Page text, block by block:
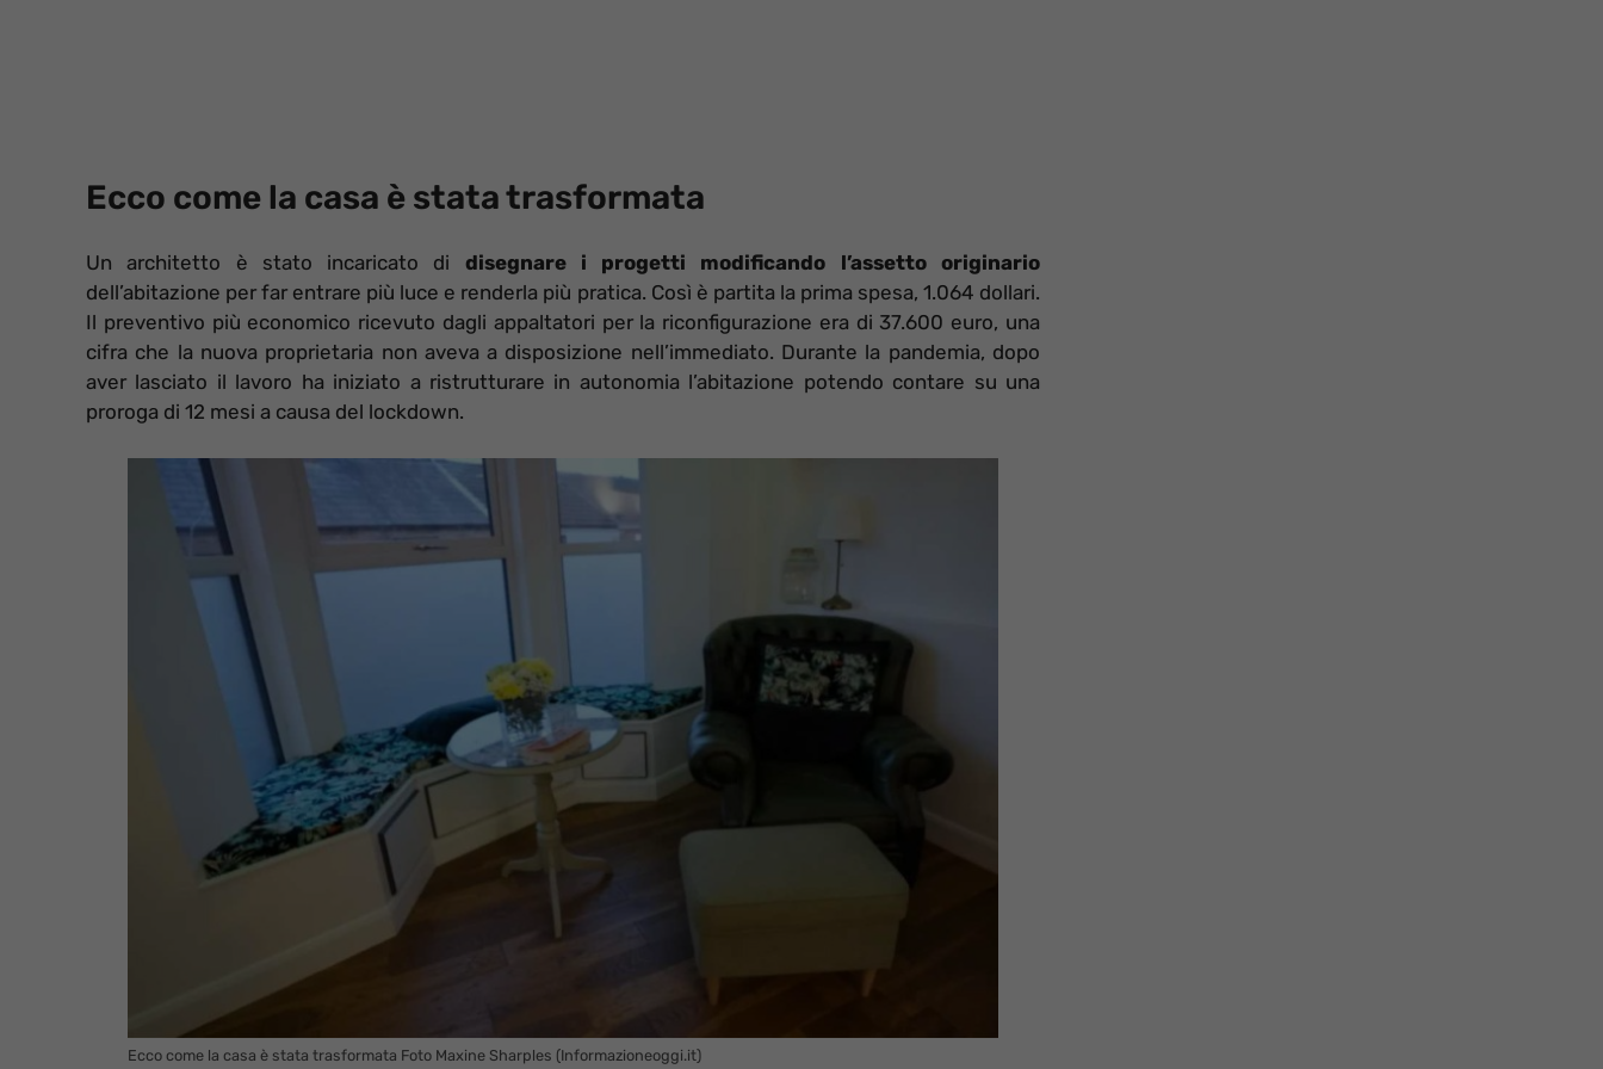
Ecco come la casa è stata trasformata
Un architetto è stato incaricato di disegnare i progetti modificando l’assetto originario
dell’abitazione per far entrare più luce e renderla più pratica. Così è partita la prima spesa, 1.064 dollari.
Il preventivo più economico ricevuto dagli appaltatori per la riconfigurazione era di 37.600 euro, una
cifra che la nuova proprietaria non aveva a disposizione nell’immediato. Durante la pandemia, dopo
aver lasciato il lavoro ha iniziato a ristrutturare in autonomia l’abitazione potendo contare su una
proroga di 12 mesi a causa del lockdown.
Ecco come la casa è stata trasformata Foto Maxine Sharples (Informazioneoggi.it)